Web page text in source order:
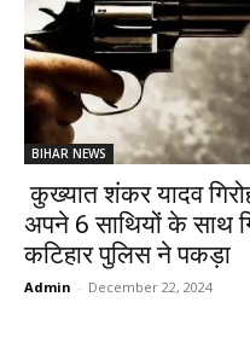
BIHAR NEWS
कुख्यात शंकर यादव
अपने 6 साथियों के साथ
कटिहार पुलिस ने पकड़ा
Admin - December 22, 2024